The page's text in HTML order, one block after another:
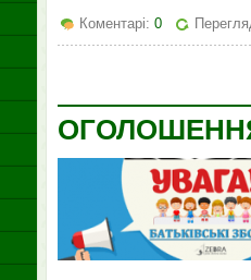
Коментарі: 0